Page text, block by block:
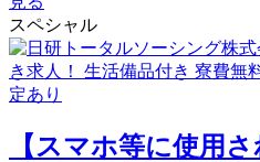
スペシャル
【スマホ等に使用